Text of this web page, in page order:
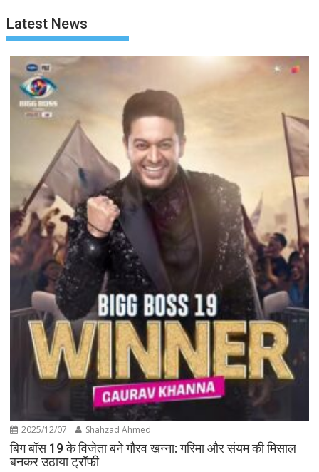
Latest News
2025/12/07 Shahzad Ahmed
बिग बॉस 19 के विजेता बने गौरव खन्ना: गरिमा और संयम की मिसाल
बनकर उठाया ट्रॉफी